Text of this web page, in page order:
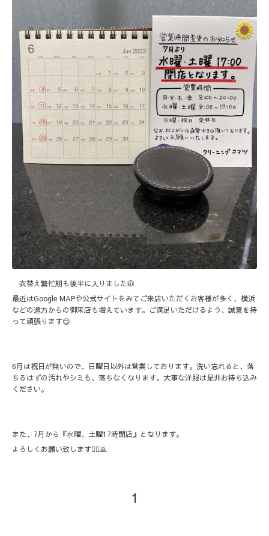
衣替え繁忙期も後半に入りました🧥
最近はGoogle MAPや公式サイトをみてご来店いただくお客様が多く、横浜
などの遠方からの御来店も増えています。ご満足いただけるよう、誠意を持
って頑張ります😊
6月は祝日が無いので、日曜日以外は営業しております。洗い忘れると、落
ちるはずの汚れやシミも、落ちなくなります。大事な洋服は是非お持ち込み
ください。
また、7月から『水曜、土曜17時閉店』となります。
よろしくお願い致します🙇‍♀️🙇
1